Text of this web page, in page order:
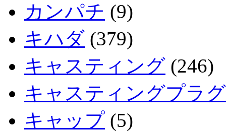
カンパチ (9)
キハダ (379)
キャスティング (246)
キャスティングプラ
キャップ (5)